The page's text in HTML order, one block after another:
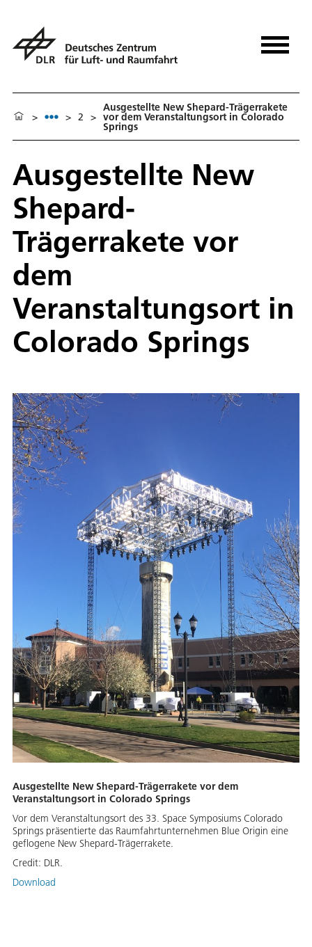
> > 2 >
Ausgestellte New Shepard-Trägerrakete
vor dem Veranstaltungsort in Colorado
Springs
Ausgestellte New
Shepard-
Trägerrakete vor
dem
Veranstaltungsort in
Colorado Springs
Ausgestellte New Shepard-Trägerrakete vor dem
Veranstaltungsort in Colorado Springs
Vor dem Veranstaltungsort des 33. Space Symposiums Colorado
Springs präsentierte das Raumfahrtunternehmen Blue Origin eine
geflogene New Shepard-Trägerrakete.
Credit: DLR.
Download